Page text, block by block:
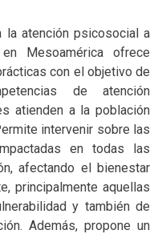
la atención psicosocial a
Mesoamérica ofrece
con el objetivo de
de atención
atienden a la población
intervenir sobre las
en todas las
afectando el bienestar
principalmente aquellas
y también de
Además, propone un